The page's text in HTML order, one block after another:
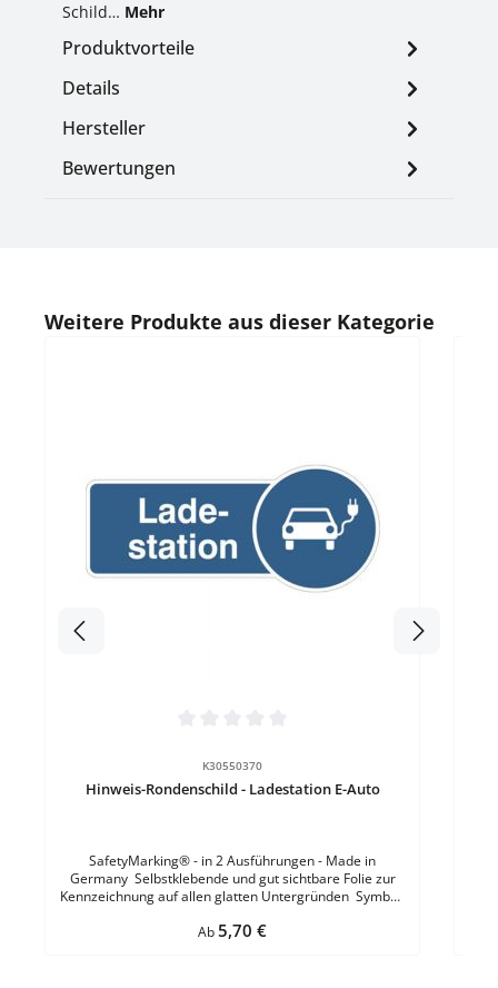
Schild… Mehr
Produktvorteile
Details
Hersteller
Bewertungen
Produktgalerie überspringen
Weitere Produkte aus dieser Kategorie
K30550370
Hinweis-Rondenschild - Ladestation E-Auto
SafetyMarking® - in 2 Ausführungen - Made in
Germany Selbstklebende und gut sichtbare Folie zur
Kennzeichnung auf allen glatten Untergründen Symbol:
cmMaterial: PVC-FolieMaterialstärke: 0,1
Regulärer Preis:
Ab5,70 €